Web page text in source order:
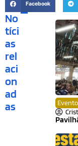
Facebook
No
tíci
as
rel
aci
on
ad
as